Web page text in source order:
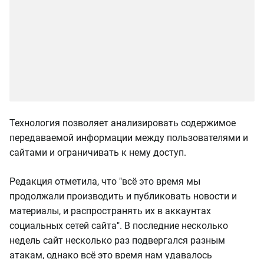
Технология позволяет анализировать содержимое
передаваемой информации между пользователями и
сайтами и ограничивать к нему доступ.
Редакция отметила, что "всё это время мы
продолжали производить и публиковать новости и
материалы, и распространять их в аккаунтах
социальных сетей сайта". В последние несколько
недель сайт несколько раз подвергался разным
атакам, однако всё это время нам удавалось